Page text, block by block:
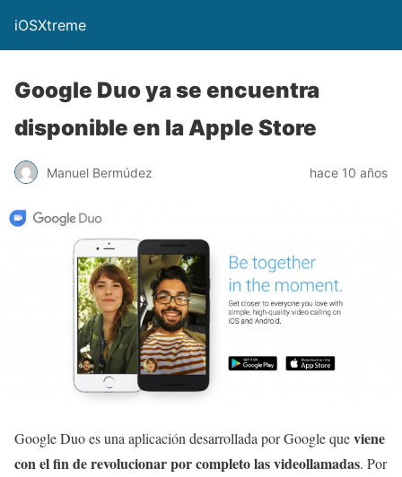
iOSXtreme
Google Duo ya se encuentra
disponible en la Apple Store
Manuel Bermúdez hace 10 años
Google Duo es una aplicación desarrollada por Google queviene
con el fin de revolucionar por completo las videollamadas. Por